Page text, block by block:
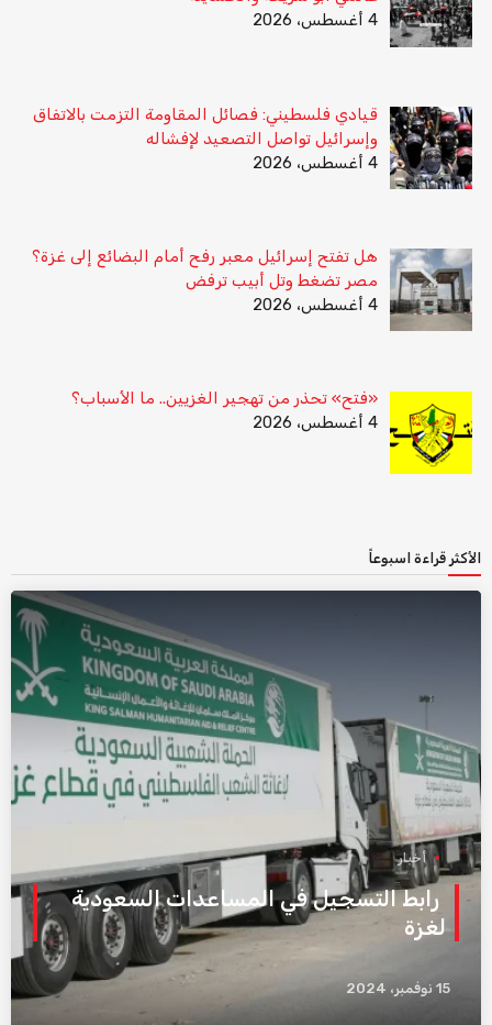
4 أغسطس، 2026
قيادي فلسطيني: فصائل المقاومة التزمت بالاتفاق
وإسرائيل تواصل التصعيد لإفشاله
4 أغسطس، 2026
هل تفتح إسرائيل معبر رفح أمام البضائع إلى غزة؟
مصر تضغط وتل أبيب ترفض
4 أغسطس، 2026
«فتح» تحذر من تهجير الغزيين.. ما الأسباب؟
4 أغسطس، 2026
الأكثر قراءة اسبوعاً
أخبار
رابط التسجيل في المساعدات السعودية
لغزة
15 نوفمبر، 2024